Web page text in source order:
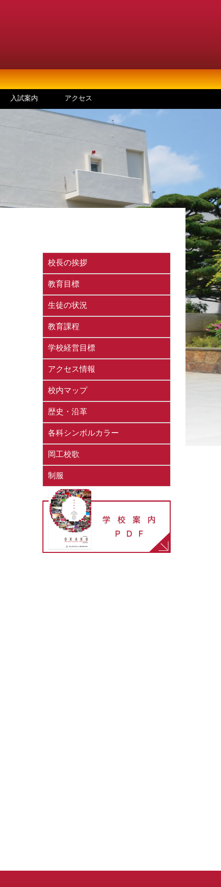
入試案内 アクセス
校長の挨拶
教育目標
生徒の状況
教育課程
学校経営目標
アクセス情報
校内マップ
歴史・沿革
各科シンボルカラー
岡工校歌
制服